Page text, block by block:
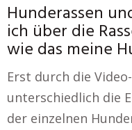
Hunderassen
ich über die
wie das meine
Erst durch die
unterschiedlich die
der einzelnen